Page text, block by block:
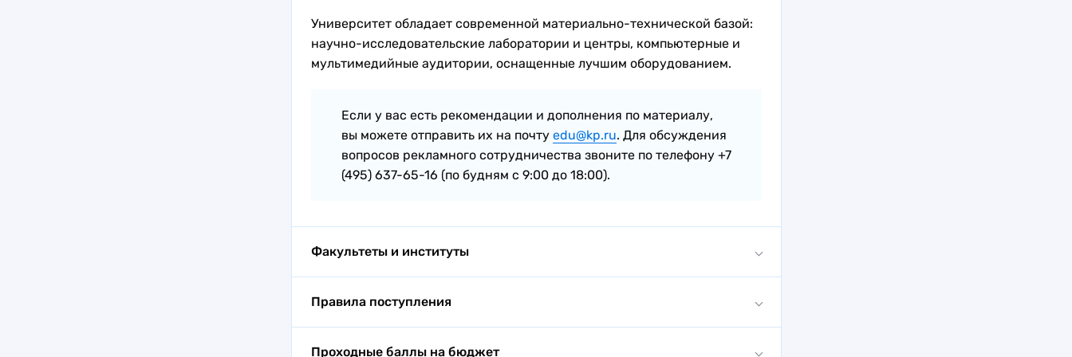
Университет обладает современной материально-технической базой:
научно-исследовательские лаборатории и центры, компьютерные и
мультимедийные аудитории, оснащенные лучшим оборудованием.
Если у вас есть рекомендации и дополнения по материалу,
вы можете отправить их на почту edu@kp.ru. Для обсуждения
вопросов рекламного сотрудничества звоните по телефону +7
(495) 637-65-16 (по будням с 9:00 до 18:00).
Факультеты и институты
Образовательные программы:45 основных образовательных программ
Правила поступления
Проходные баллы на бюджет